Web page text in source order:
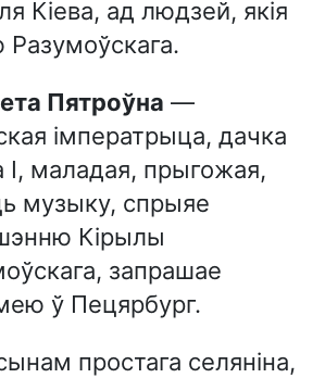
Кіева, ад людзей, якія
Разумоўскага.
Пятроўна —
імператрыца, дачка
I, маладая, прыгожая,
музыку, спрыяе
Кірылы
запрашае
ў Пецярбург.
простага селяніна,